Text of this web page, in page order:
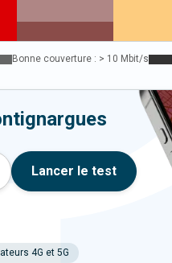
Bonne couverture : > 10 Mbit/s
Lancer le test
4G et 5G